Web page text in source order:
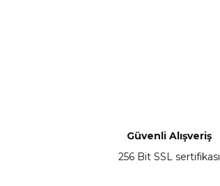
Güvenli Alışveriş
256 Bit SSL sertifikası